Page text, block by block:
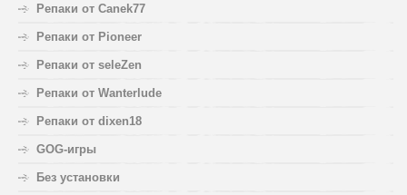
Репаки от Canek77
Репаки от Pioneer
Репаки от seleZen
Репаки от Wanterlude
Репаки от dixen18
GOG-игры
Без установки